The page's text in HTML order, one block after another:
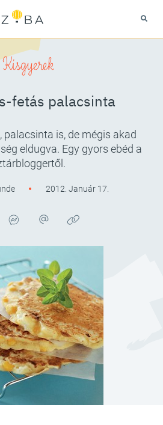
Kisgyerek
fetás palacsinta
palacsinta is, de mégis akad
eldugva. Egy gyors ebéd a
2012. Január 17.